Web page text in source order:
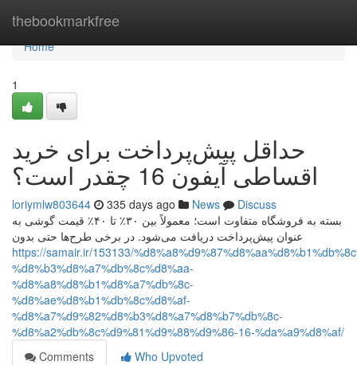
thebookmarkfree
Home
Home
1
حداقل پیش‌پرداخت برای خرید
اقساطی آیفون 16 چقدر است؟
loriymlw803644 335 days ago News
Discuss
بسته به فروشگاه متفاوت است؛ معمولاً بین ۳۰٪ تا ۴۰٪ قیمت گوشی به
عنوان پیش‌پرداخت دریافت می‌شود. در برخی طرح‌ها حتی بدون
https://samair.ir/153133/
%d8%b3%d8%a7%db%8c%d8%aa-
%d8%a8%d8%b1%d8%a7%db%8c-
%d8%ae%d8%b1%db%8c%d8%af-
%d8%a7%d9%82%d8%b3%d8%a7%d8%b7%db%8c-
%d8%a2%db%8c%d9%81%d9%88%d9%86-16-%da%a9%d8%af/
Comments
Who Upvoted